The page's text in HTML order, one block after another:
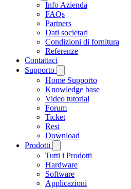
Info Azienda
FAQs
Partners
Dati societari
Condizioni di fornitura
Referenze
Contattaci
Supporto
Home Supporto
Knowledge base
Video tutorial
Forum
Ticket
Resi
Download
Prodotti
Tutti i Prodotti
Hardware
Software
Applicazioni